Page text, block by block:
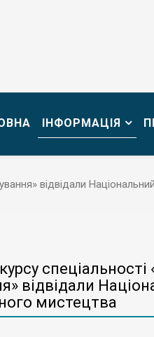
ІНФОРМАЦІЯ
відвідали
відвідали
мистецтва